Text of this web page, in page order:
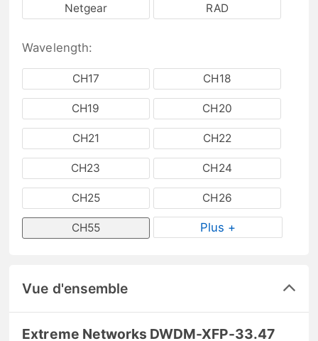
Netgear RAD
Wavelength:
CH17 CH18
CH19 CH20
CH21 CH22
CH23 CH24
CH25 CH26
CH55 Plus +
Vue d'ensemble
Extreme Networks DWDM-XFP-33.47